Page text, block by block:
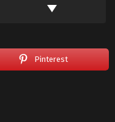
Pinterest